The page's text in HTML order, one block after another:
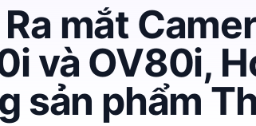
mắt
và OV80i,
sản phẩm